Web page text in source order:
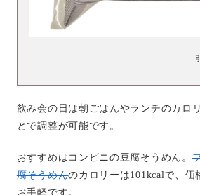
飲み会の日は朝ごはんやランチのカロ
とで調整が可能です。
おすすめはコンビニの豆腐そうめん。
腐そうめんのカロリーは101kcalで、価
お手軽です。